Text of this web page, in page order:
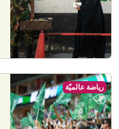
رياضة عالميّة